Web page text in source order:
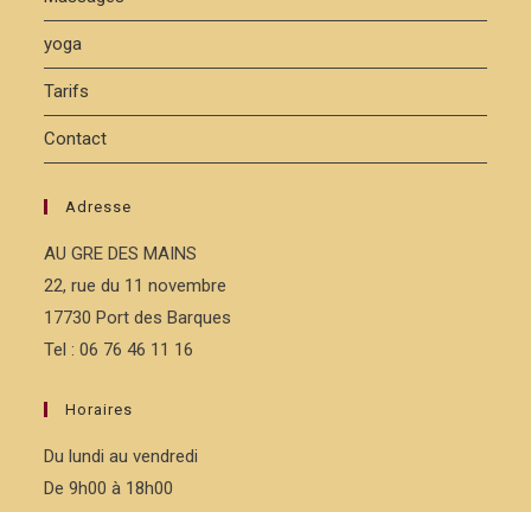
yoga
Tarifs
Contact
Adresse
AU GRE DES MAINS
22, rue du 11 novembre
17730 Port des Barques
Tel : 06 76 46 11 16
Horaires
Du lundi au vendredi
De 9h00 à 18h00